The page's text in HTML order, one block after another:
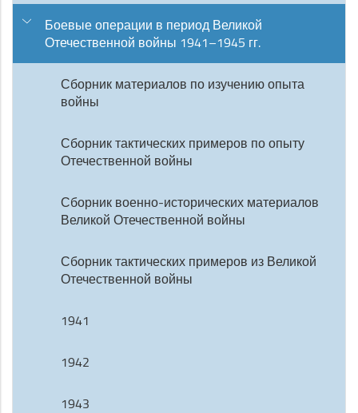
Боевые операции в период Великой
Отечественной войны 1941–1945 гг.
Сборник материалов по изучению опыта
войны
Сборник тактических примеров по опыту
Отечественной войны
Сборник военно-исторических материалов
Великой Отечественной войны
Сборник тактических примеров из Великой
Отечественной войны
1941
1942
1943